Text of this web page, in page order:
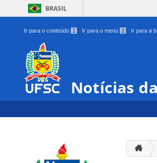
BRASIL
Ir para o conteúdo 1 Ir para o menu 2 Ir para a
Notícias